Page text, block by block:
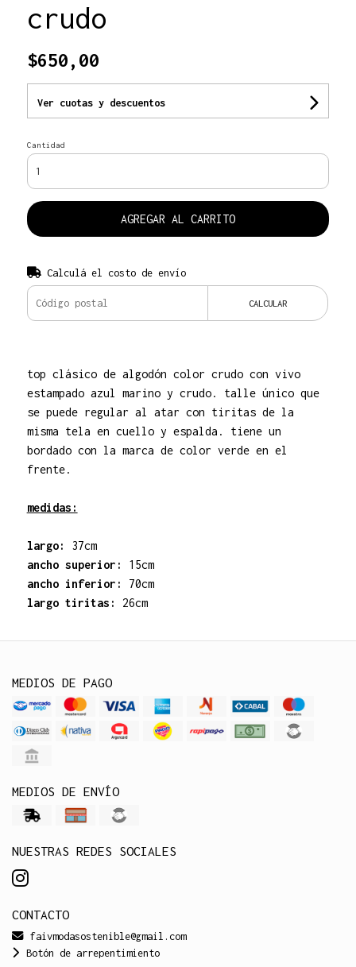
crudo
$650,00
Ver cuotas y descuentos
Cantidad
AGREGAR AL CARRITO
Calculá el costo de envío
CALCULAR
top clásico de algodón color crudo con vivo
estampado azul marino y crudo. talle único que
se puede regular al atar con tiritas de la
misma tela en cuello y espalda. tiene un
bordado con la marca de color verde en el
frente.
medidas:
largo:
37cm
ancho superior:
15cm
ancho inferior:
70cm
largo tiritas:
26cm
MEDIOS DE PAGO
MEDIOS DE ENVÍO
NUESTRAS REDES SOCIALES
CONTACTO
faivmodasostenible@gmail.com
Botón de arrepentimiento